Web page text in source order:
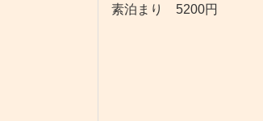
素泊まり 5200円